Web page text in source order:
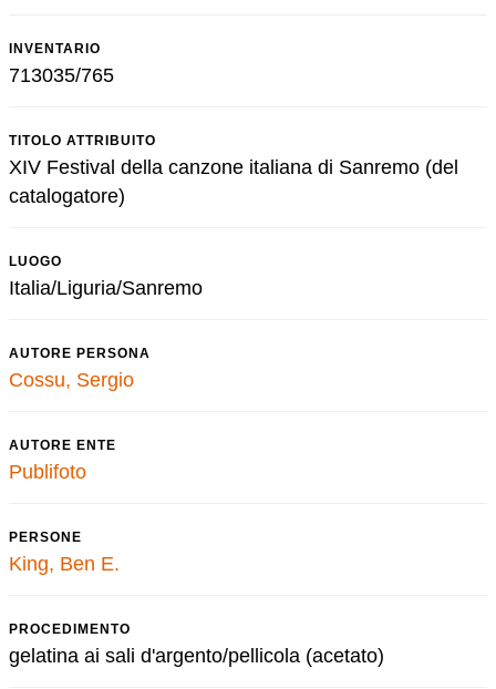
INVENTARIO
713035/765
TITOLO ATTRIBUITO
XIV Festival della canzone italiana di Sanremo (del
catalogatore)
LUOGO
Italia/Liguria/Sanremo
AUTORE PERSONA
Cossu, Sergio
AUTORE ENTE
Publifoto
PERSONE
King, Ben E.
PROCEDIMENTO
gelatina ai sali d'argento/pellicola (acetato)